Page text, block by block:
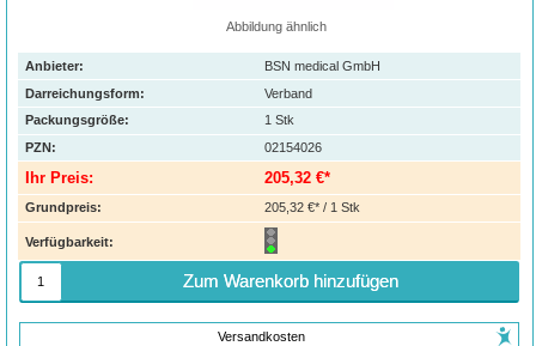
Abbildung ähnlich
Anbieter:
BSN medical GmbH
Darreichungsform:
Verband
Packungsgröße:
1 Stk
PZN: 02154026
Ihr Preis: 205,32 €*
Grundpreis: 205,32 €* / 1 Stk
Verfügbarkeit:
Zum Warenkorb hinzufügen
Versandkosten